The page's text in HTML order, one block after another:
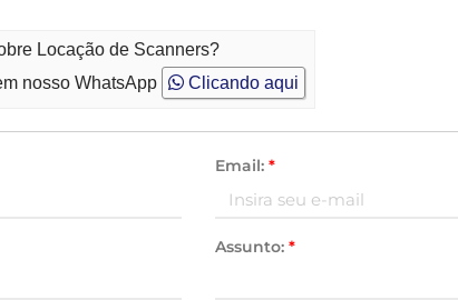
Locação de Scanners?
nosso WhatsApp Clicando aqui
Email: *
Assunto: *